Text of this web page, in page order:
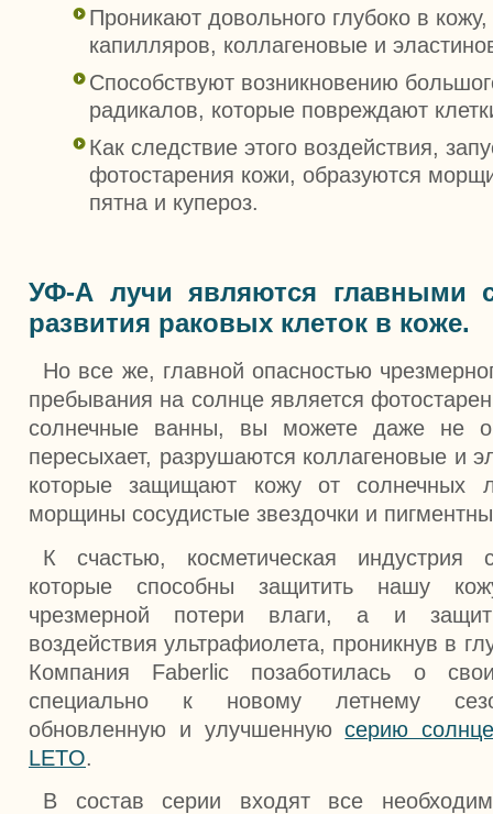
Проникают довольного глубоко в
капилляров, коллагеновые и
Способствуют возникновению
радикалов, которые повреждают
Как следствие этого воздействия,
фотостарения кожи, образуются
пятна и купероз.
УФ-А лучи являются главными
развития раковых клеток в коже.
Но все же, главной опасностью
пребывания на солнце является
солнечные ванны, вы можете даже не
пересыхает, разрушаются коллагеновые и
которые защищают кожу от солнечных
морщины сосудистые звездочки и
К счастью, косметическая индустрия
которые способны защитить нашу
чрезмерной потери влаги, а и
воздействия ультрафиолета, проникнув в
Компания Faberlic позаботилась о
специально к новому летнему
обновленную и улучшеннуюсерию
LETO.
В состав серии входят все